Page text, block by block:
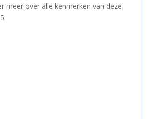
meer over alle kenmerken van deze